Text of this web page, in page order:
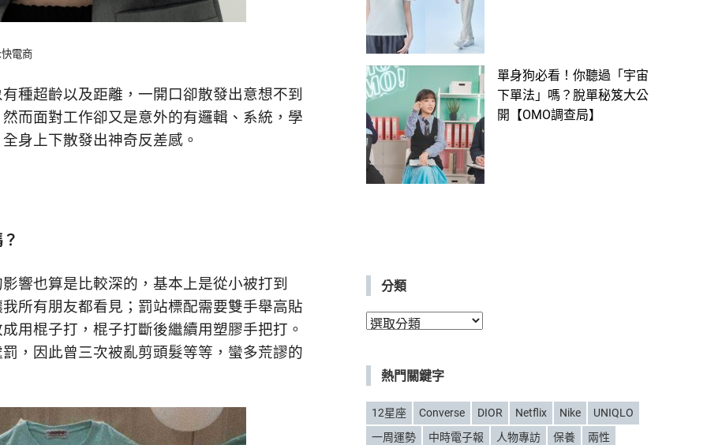
快電商
種超齡以及距離，一開口卻散發出意想不到
而面對工作卻又是意外的有邏輯、系統，學
身上下散發出神奇反差感。
響也算是比較深的，基本上是從小被打到
所有朋友都看見；罰站標配需要雙手舉高貼
用棍子打，棍子打斷後繼續用塑膠手把打。
，因此曾三次被亂剪頭髮等等，蠻多荒謬的
單身狗必看！你聽過「宇宙
下單法」嗎？脫單秘笈大公
開【OMO調查局】
分類
分
熱門關鍵字
12星座 Converse DIOR Netflix Nike
UNIQLO
一周運勢
中時電子報 人物專訪 保養
兩性